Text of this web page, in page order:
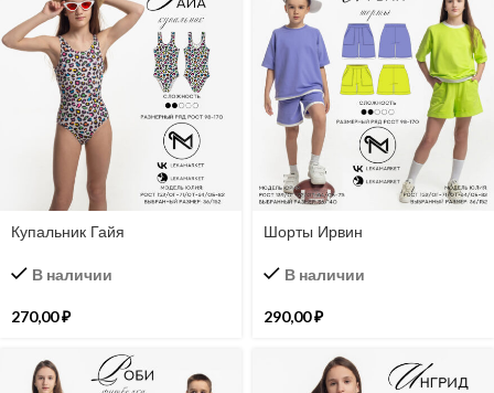
Купальник Гайя
В наличии
270,00₽
Шорты Ирвин
В наличии
290,00₽